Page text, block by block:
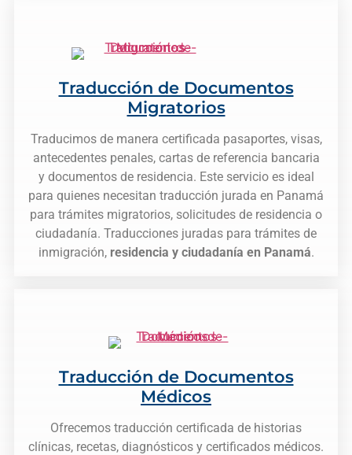
Traducción de Documentos
Migratorios
Traducimos de manera certificada pasaportes, visas,
antecedentes penales, cartas de referencia bancaria
y documentos de residencia. Este servicio es ideal
para quienes necesitan traducción jurada en Panamá
para trámites migratorios, solicitudes de residencia o
ciudadanía. Traducciones juradas para trámites de
inmigración, residencia y ciudadanía en Panamá.
Traducción de Documentos
Médicos
Ofrecemos traducción certificada de historias
clínicas, recetas, diagnósticos y certificados médicos.